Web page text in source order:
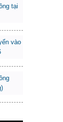
tại
vào